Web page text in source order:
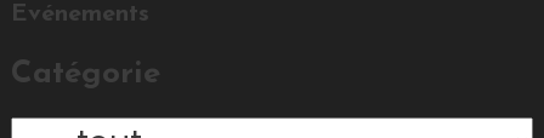
Evénements
Catégorie